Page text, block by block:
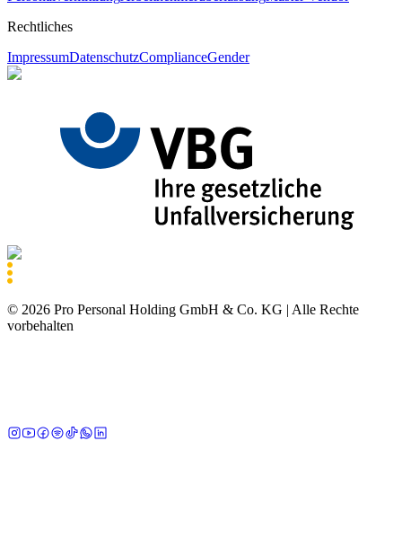
Rechtliches
ImpressumDatenschutzComplianceGender
© 2026 Pro Personal Holding GmbH & Co. KG | Alle Rechte
vorbehalten